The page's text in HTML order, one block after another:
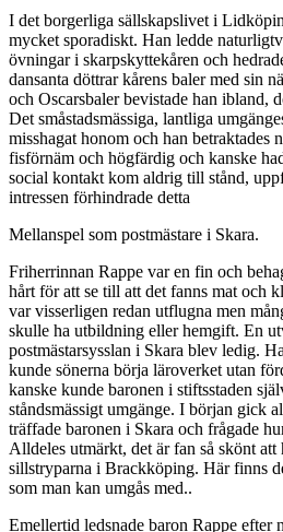
I det borgerliga sällskapslivet i
mycket sporadiskt. Han ledde
övningar i skarpskyttekåren och
dansanta döttrar kårens baler med sin
och Oscarsbaler bevistade han ibland,
Det småstadsmässiga, lantliga
misshagat honom och han betraktades
fisförnäm och högfärdig och kanske
social kontakt kom aldrig till stånd,
intressen förhindrade detta
Mellanspel som postmästare i Skara.
Friherrinnan Rappe var en fin och
hårt för att se till att det fanns mat och
var visserligen redan utflugna men
skulle ha utbildning eller hemgift. En
postmästarsysslan i Skara blev ledig.
kunde sönerna börja läroverket utan
kanske kunde baronen i stiftsstaden
ståndsmässigt umgänge. I början gick
träffade baronen i Skara och frågade
Alldeles utmärkt, det är fan så skönt
sillstryparna i Brackköping. Här finns
som man kan umgås med..
Emellertid ledsnade baron Rappe efter